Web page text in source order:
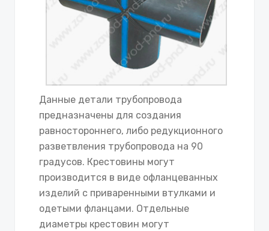
Данные детали трубопровода
предназначены для создания
равностороннего, либо редукционного
разветвления трубопровода на 90
градусов. Крестовины могут
производится в виде офланцеванных
изделий с приваренными втулками и
одетыми фланцами. Отдельные
диаметры крестовин могут